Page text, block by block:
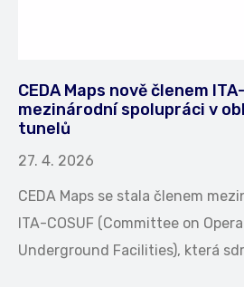
CEDA Maps nově členem
mezinárodní spolupráci v
tunelů
27. 4. 2026
CEDA Maps se stala členem
ITA-COSUF (Committee on
Underground Facilities), která